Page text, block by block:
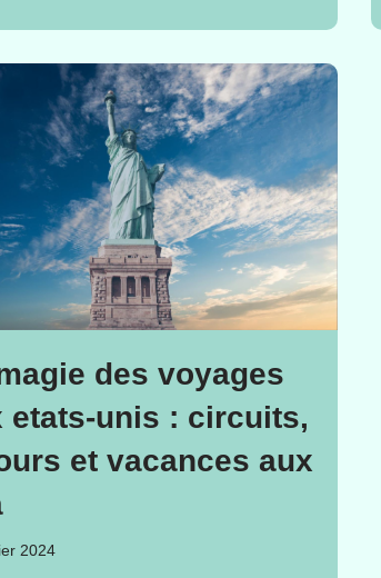
des voyages
etats-unis : circuits,
et vacances aux
2024